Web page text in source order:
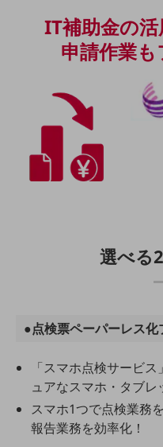
ニュースリリース
重要なお知らせ
お知らせ
社外からの評価実績
サステナビリティ
サステナビリティ基本方針
経営情報
経営情報TOP
業績
決算公告
電子公告
IT補助金の
申請作業も
選べる
●点検票ペーパーレス化
「スマホ点検サービ
ュアなスマホ・タブレ
スマホ1つで点検業務
報告業務を効率化！